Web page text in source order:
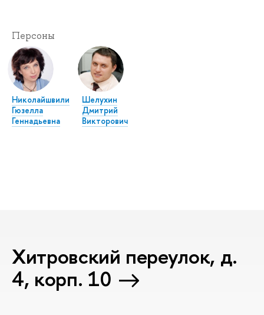
Персоны
Николайшвили
Гюзелла
Геннадьевна
Шелухин
Дмитрий
Викторович
Хитровский переулок, д.
4, корп. 10